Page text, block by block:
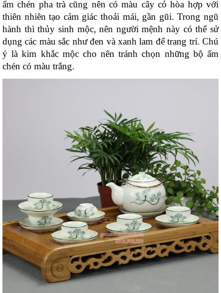
ấm chén pha trà cũng nên có màu cây cỏ hòa hợp với
thiên nhiên tạo cảm giác thoải mái, gần gũi. Trong ngũ
hành thì thủy sinh mộc, nên người mệnh này có thể sử
dụng các màu sắc như đen và xanh lam để trang trí. Chú
ý là kim khắc mộc cho nên tránh chọn những bộ ấm
chén có màu trắng.